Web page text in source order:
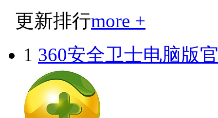
更新排行more +
1 360安全卫士电脑版